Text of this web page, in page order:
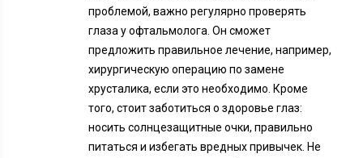
проблемой, важно регулярно проверять
глаза у офтальмолога. Он сможет
предложить правильное лечение, например,
хирургическую операцию по замене
хрусталика, если это необходимо. Кроме
того, стоит заботиться о здоровье глаз:
носить солнцезащитные очки, правильно
питаться и избегать вредных привычек. Не